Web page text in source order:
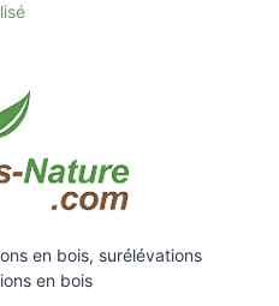
en bois, surélévations
en bois